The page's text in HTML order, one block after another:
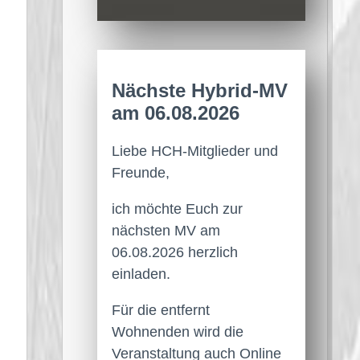
Nächste Hybrid-MV
am 06.08.2026
Liebe HCH-Mitglieder und
Freunde,
ich möchte Euch zur
nächsten MV am
06.08.2026 herzlich
einladen.
Für die entfernt
Wohnenden wird die
Veranstaltung auch Online